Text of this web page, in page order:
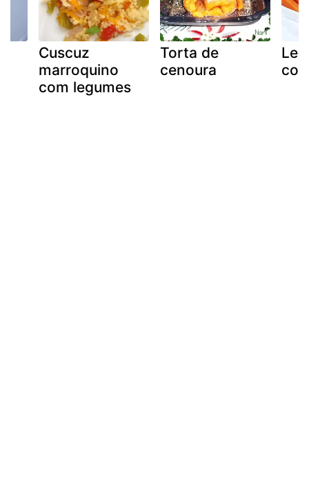
Cuscuz
marroquino
com legumes
Torta de
cenoura